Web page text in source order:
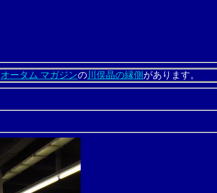
オータム マガジンの川俣晶の縁側 があります。